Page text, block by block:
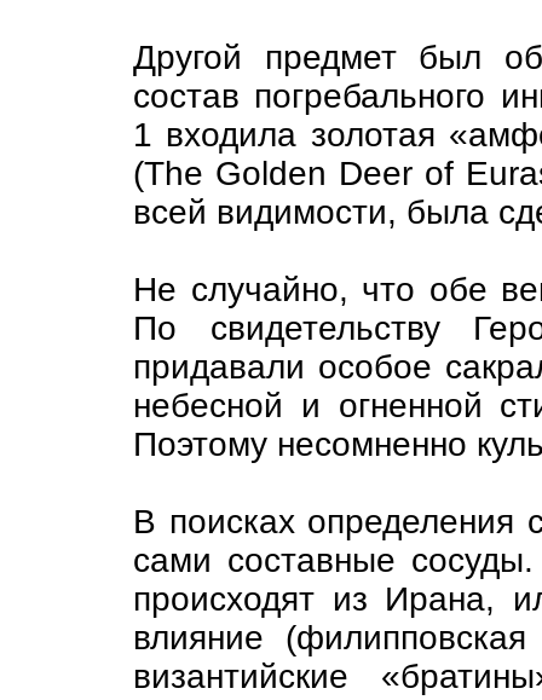
Другой предмет был
состав погребального
1 входила золотая
(The Golden Deer of
всей видимости, была
Не случайно, что обе
По свидетельству
придавали особое
небесной и огненной
Поэтому несомненно
В поисках определения
сами составные
происходят из Ирана,
влияние
византийские